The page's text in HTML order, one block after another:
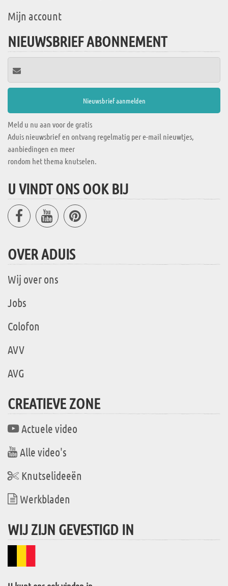
Mijn account
NIEUWSBRIEF ABONNEMENT
Meld u nu aan voor de gratis
Aduis nieuwsbrief en ontvang regelmatig per e-mail nieuwtjes,
aanbiedingen en meer
rondom het thema knutselen.
U VINDT ONS OOK BIJ
OVER ADUIS
Wij over ons
Jobs
Colofon
AVV
AVG
CREATIEVE ZONE
Actuele video
Alle video's
Knutselideeën
Werkbladen
WIJ ZIJN GEVESTIGD IN